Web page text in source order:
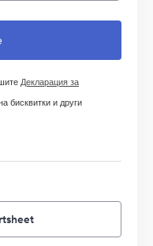
Декларация за
бисквитки и други